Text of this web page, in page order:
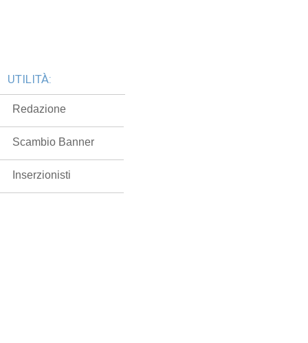
UTILITÀ:
Redazione
Scambio Banner
Inserzionisti